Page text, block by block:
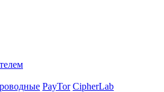
PayTor CipherLab